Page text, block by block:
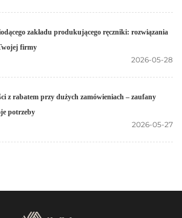
zakładu produkującego ręczniki: rozwiązania
firmy
2026-05-28
z rabatem przy dużych zamówieniach – zaufany
potrzeby
2026-05-27